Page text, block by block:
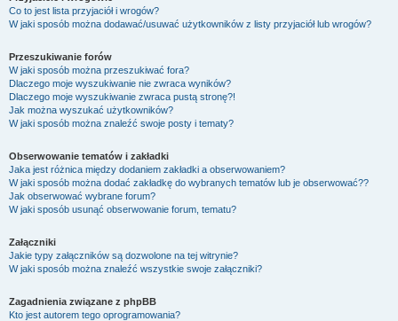
Co to jest lista przyjaciół i wrogów?
W jaki sposób można dodawać/usuwać użytkowników z listy przyjaciół lub wrogów?
Przeszukiwanie forów
W jaki sposób można przeszukiwać fora?
Dlaczego moje wyszukiwanie nie zwraca wyników?
Dlaczego moje wyszukiwanie zwraca pustą stronę?!
Jak można wyszukać użytkowników?
W jaki sposób można znaleźć swoje posty i tematy?
Obserwowanie tematów i zakładki
Jaka jest różnica między dodaniem zakładki a obserwowaniem?
W jaki sposób można dodać zakładkę do wybranych tematów lub je obserwować??
Jak obserwować wybrane forum?
W jaki sposób usunąć obserwowanie forum, tematu?
Załączniki
Jakie typy załączników są dozwolone na tej witrynie?
W jaki sposób można znaleźć wszystkie swoje załączniki?
Zagadnienia związane z phpBB
Kto jest autorem tego oprogramowania?